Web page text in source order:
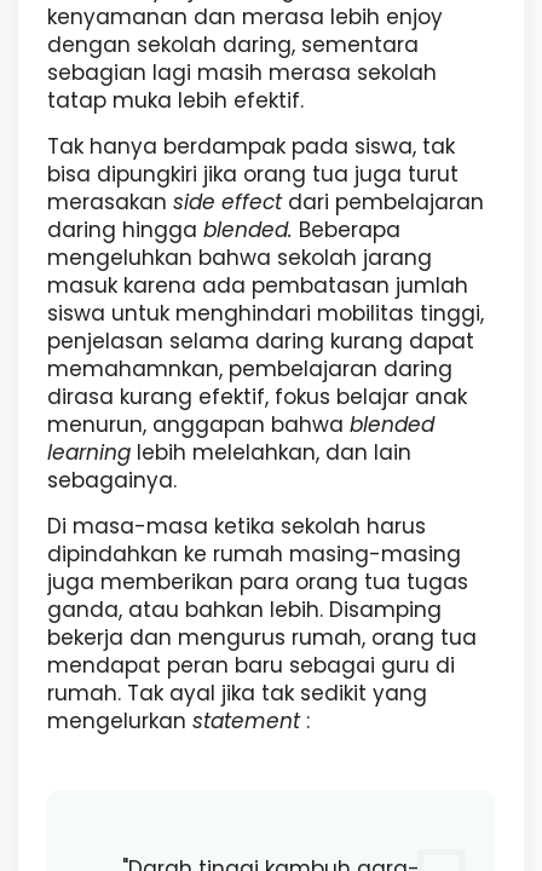
kenyamanan dan merasa lebih enjoy
dengan sekolah daring, sementara
sebagian lagi masih merasa sekolah
tatap muka lebih efektif.
Tak hanya berdampak pada siswa, tak
bisa dipungkiri jika orang tua juga turut
merasakan side effect dari pembelajaran
daring hingga blended. Beberapa
mengeluhkan bahwa sekolah jarang
masuk karena ada pembatasan jumlah
siswa untuk menghindari mobilitas tinggi,
penjelasan selama daring kurang dapat
memahamnkan, pembelajaran daring
dirasa kurang efektif, fokus belajar anak
menurun, anggapan bahwa blended
learning lebih melelahkan, dan lain
sebagainya.
Di masa-masa ketika sekolah harus
dipindahkan ke rumah masing-masing
juga memberikan para orang tua tugas
ganda, atau bahkan lebih. Disamping
bekerja dan mengurus rumah, orang tua
mendapat peran baru sebagai guru di
rumah. Tak ayal jika tak sedikit yang
mengelurkan statement :